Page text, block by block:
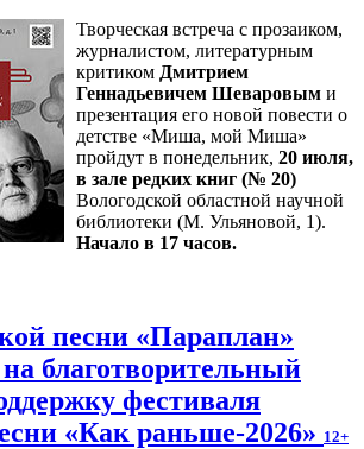
Творческая встреча с прозаиком,
журналистом, литературным
критиком Дмитрием
Геннадьевичем Шеваровым и
презентация его новой повести о
детстве «Миша, мой Миша»
пройдут в понедельник, 20 июля,
в зале редких книг (№ 20)
Вологодской областной научной
библиотеки (М. Ульяновой, 1).
Начало в 17 часов.
песни «Параплан»
благотворительный
фестиваля
«Как раньше-2026» 12+